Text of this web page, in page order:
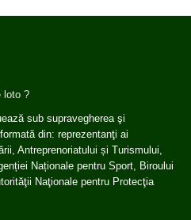
loto ?
sub supravegherea şi
din: reprezentanţi ai
Antreprenoriatului și Turismului,
Naționale pentru Sport, Biroului
Naţionale pentru Protecţia